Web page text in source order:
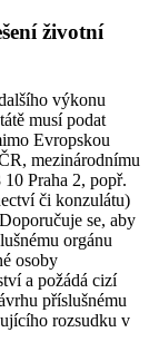
životní
výkonu
musí podat
Evropskou
mezinárodnímu
Praha 2, popř.
či konzulátu)
se, aby
orgánu
osoby
a požádá cizí
příslušnému
rozsudku v